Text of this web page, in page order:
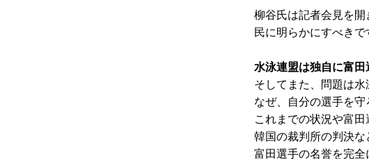
柳谷氏は記者会見を
民に明らかにすべきで
水泳連盟は独自に富
そしてまた、問題は水
なぜ、自分の選手を守
これまでの状況や富田
韓国の裁判所の判決な
富田選手の名誉を完全